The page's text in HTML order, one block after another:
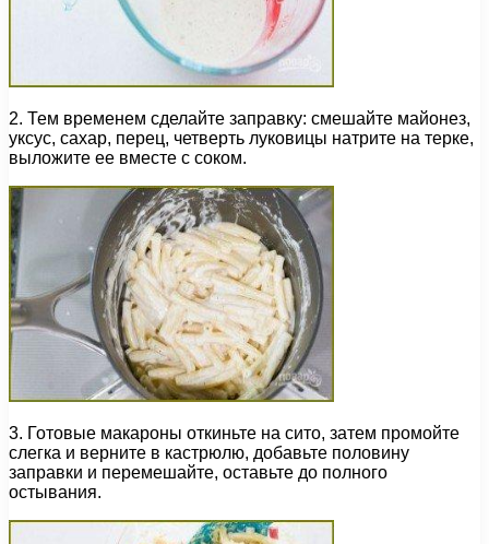
2. Тем временем сделайте заправку: смешайте майонез,
уксус, сахар, перец, четверть луковицы натрите на терке,
выложите ее вместе с соком.
3. Готовые макароны откиньте на сито, затем промойте
слегка и верните в кастрюлю, добавьте половину
заправки и перемешайте, оставьте до полного
остывания.